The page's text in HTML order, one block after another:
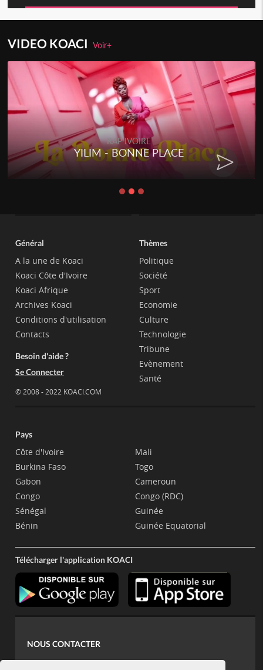
VIDEO KOACIVoir+
RAP IVOIRE
RENARD BARAKISSA - DOS DE
CHAT
Général
A la une de Koaci
Koaci Côte d'Ivoire
Koaci Afrique
Archives Koaci
Conditions d'utilisation
Contacts
Besoin d'aide ?
Se Connecter
© 2008 - 2022 KOACI.COM
Thèmes
Politique
Société
Sport
Economie
Culture
Technologie
Tribune
Evènement
Santé
Pays
Côte d'Ivoire
Burkina Faso
Gabon
Congo
Sénégal
Bénin
Mali
Togo
Cameroun
Congo (RDC)
Guinée
Guinée Equatorial
Télécharger l'application KOACI
NOUS CONTACTER